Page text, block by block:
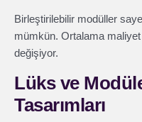
Birleştirilebilir modüller
mümkün. Ortalama
değişiyor.
Lüks ve
Tasarımları